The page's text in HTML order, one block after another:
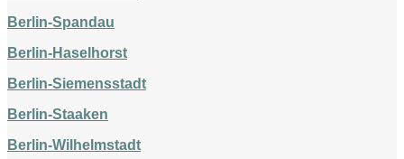
Berlin-Spandau
Berlin-Haselhorst
Berlin-Siemensstadt
Berlin-Staaken
Berlin-Wilhelmstadt